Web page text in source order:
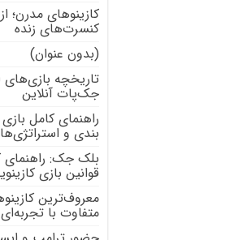
کازینوهای مدرن؛
کنسرت‌های زنده
(بدون عنوان)
تاریخچه بازی‌های
جک‌پات‌ آنلاین
راهنمای کامل
بندی و استراتژی‌ها
بلک جک: راهنمای
قوانین بازی
معروف‌ترین
متفاوت با